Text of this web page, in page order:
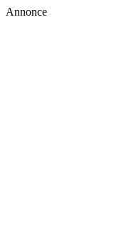
Annonce